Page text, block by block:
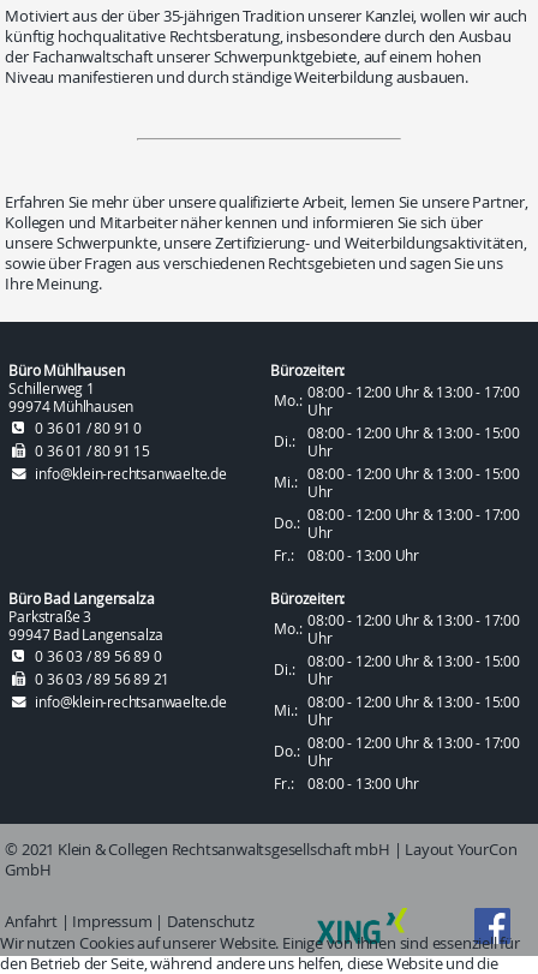
Motiviert aus der über 35-jährigen Tradition unserer Kanzlei, wollen wir auch
künftig hochqualitative Rechtsberatung, insbesondere durch den Ausbau
der Fachanwaltschaft unserer Schwerpunktgebiete, auf einem hohen
Niveau manifestieren und durch ständige Weiterbildung ausbauen.
Erfahren Sie mehr über unsere qualifizierte Arbeit, lernen Sie unsere Partner,
Kollegen und Mitarbeiter näher kennen und informieren Sie sich über
unsere Schwerpunkte, unsere Zertifizierung- und Weiterbildungsaktivitäten,
sowie über Fragen aus verschiedenen Rechtsgebieten und sagen Sie uns
Ihre Meinung.
Büro Mühlhausen
Schillerweg 1
99974 Mühlhausen
0 36 01 / 80 91 0
0 36 01 / 80 91 15
info@klein-rechtsanwaelte.de
Bürozeiten:
Mo.: 08:00 - 12:00 Uhr & 13:00 - 17:00
Uhr
Di.:
08:00 - 12:00 Uhr & 13:00 - 15:00
Uhr
Mi.: 08:00 - 12:00 Uhr & 13:00 - 15:00
Uhr
Do.: 08:00 - 12:00 Uhr & 13:00 - 17:00
Uhr
Fr.:
08:00 - 13:00 Uhr
Büro Bad Langensalza
Parkstraße 3
99947 Bad Langensalza
0 36 03 / 89 56 89 0
0 36 03 / 89 56 89 21
info@klein-rechtsanwaelte.de
Bürozeiten:
Mo.: 08:00 - 12:00 Uhr & 13:00 - 17:00
Uhr
Di.:
08:00 - 12:00 Uhr & 13:00 - 15:00
Uhr
Mi.: 08:00 - 12:00 Uhr & 13:00 - 15:00
Uhr
Do.: 08:00 - 12:00 Uhr & 13:00 - 17:00
Uhr
Fr.:
08:00 - 13:00 Uhr
© 2021 Klein & Collegen Rechtsanwaltsgesellschaft mbH | Layout YourCon
GmbH
Anfahrt | Impressum | Datenschutz
Wir nutzen Cookies auf unserer Website. Einige von ihnen sind essenziell für
den Betrieb der Seite, während andere uns helfen, diese Website und die